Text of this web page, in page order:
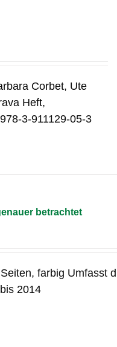
Corbet, Ute
Heft,
3-911129-05-3
betrachtet
farbig Umfasst
2014